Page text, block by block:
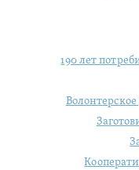
190 лет